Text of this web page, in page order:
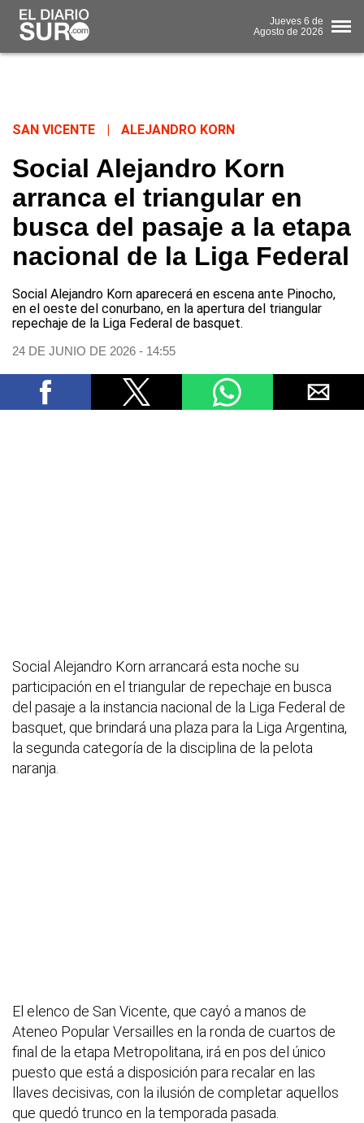
Jueves 6 de
Agosto de 2026
SAN VICENTE ALEJANDRO KORN
Social Alejandro Korn
arranca el triangular en
busca del pasaje a la etapa
nacional de la Liga Federal
Social Alejandro Korn aparecerá en escena ante Pinocho,
en el oeste del conurbano, en la apertura del triangular
repechaje de la Liga Federal de basquet.
24 DE JUNIO DE 2026 - 14:55
Social Alejandro Korn arrancará esta noche su
participación en el triangular de repechaje en busca
del pasaje a la instancia nacional de la Liga Federal de
basquet, que brindará una plaza para la Liga Argentina,
la segunda categoría de la disciplina de la pelota
naranja.
El elenco de San Vicente, que cayó a manos de
Ateneo Popular Versailles en la ronda de cuartos de
final de la etapa Metropolitana, irá en pos del único
puesto que está a disposición para recalar en las
llaves decisivas, con la ilusión de completar aquellos
que quedó trunco en la temporada pasada.